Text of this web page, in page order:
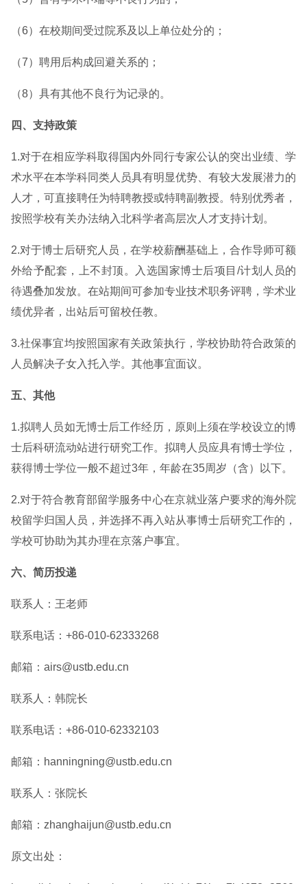
（6）在校期间受过院系及以上单位处分的；
（7）聘用后构成回避关系的；
（8）具有其他不良行为记录的。
四、支持政策
1.对于在相应学科取得国内外同行专家公认的突出业绩、学
术水平在本学科同类人员具有明显优势、有较大发展潜力的
人才，可直接聘任为特聘教授或特聘副教授。特别优秀者，
按照学校有关办法纳入北科学者高层次人才支持计划。
2.对于博士后研究人员，在学校薪酬基础上，合作导师可额
外给予配套，上不封顶。入选国家博士后项目/计划人员的
待遇叠加发放。在站期间可参加专业技术职务评聘，学术业
绩优异者，出站后可留校任教。
3.社保事宜均按照国家有关政策执行，学校协助符合政策的
人员解决子女入托入学。其他事宜面议。
五、其他
1.拟聘人员如无博士后工作经历，原则上须在学校设立的博
士后科研流动站进行研究工作。拟聘人员应具有博士学位，
获得博士学位一般不超过3年，年龄在35周岁（含）以下。
2.对于符合教育部留学服务中心在京就业落户要求的海外院
校留学归国人员，并选择不再入站从事博士后研究工作的，
学校可协助为其办理在京落户事宜。
六、简历投递
联系人：王老师
联系电话：+86-010-62333268
邮箱：airs@ustb.edu.cn
联系人：韩院长
联系电话：+86-010-62332103
邮箱：hanningning@ustb.edu.cn
联系人：张院长
邮箱：zhanghaijun@ustb.edu.cn
原文出处：